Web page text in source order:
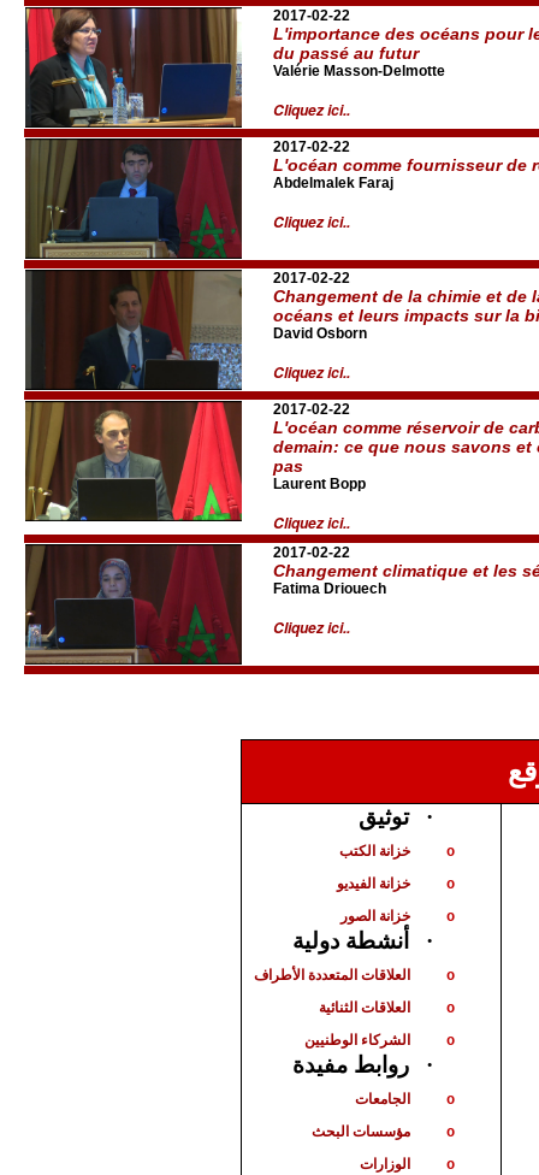
2017-02-22
L'importance des océans pour
du passé au futur
Valérie Masson-Delmotte
Cliquez ici..
2017-02-22
L'océan comme fournisseur de
Abdelmalek Faraj
Cliquez ici..
2017-02-22
Changement de la chimie et de
océans et leurs impacts sur la
David Osborn
Cliquez ici..
2017-02-22
L'océan comme réservoir de
demain: ce que nous savons
pas
Laurent Bopp
Cliquez ici..
2017-02-22
Changement climatique et les
Fatima Driouech
Cliquez ici..
· توثيق
o خزانة الكتب
o خزانة الفيديو
o خزانة الصور
· أنشطة دولية
o العلاقات المتعددة الأطراف
o العلاقات الثنائية
o الشركاء الوطنيين
· روابط مفيدة
o الجامعات
o مؤسسات البحث
o الوزارات